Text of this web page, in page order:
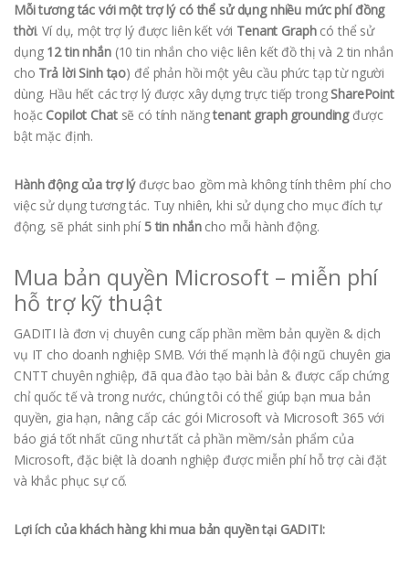
Mỗi tương tác với một trợ lý có thể sử dụng nhiều mức phí đồng
thời. Ví dụ, một trợ lý được liên kết với Tenant Graphcó thể sử
dụng 12 tin nhắn(10 tin nhắn cho việc liên kết đồ thị và 2 tin nhắn
cho Trả lời Sinh tạo) để phản hồi một yêu cầu phức tạp từ người
dùng. Hầu hết các trợ lý được xây dựng trực tiếp trongSharePoint
hoặc Copilot Chatsẽ có tính năngtenant graph groundingđược
bật mặc định.
Hành động của trợ lýđược bao gồm mà không tính thêm phí cho
việc sử dụng tương tác. Tuy nhiên, khi sử dụng cho mục đích tự
động, sẽ phát sinh phí 5 tin nhắncho mỗi hành động.
Mua bản quyền Microsoft – miễn phí
hỗ trợ kỹ thuật
GADITI là đơn vị chuyên cung cấp phần mềm bản quyền & dịch
vụ IT cho doanh nghiệp SMB. Với thế mạnh là đội ngũ chuyên gia
CNTT chuyên nghiệp, đã qua đào tạo bài bản & được cấp chứng
chỉ quốc tế và trong nước, chúng tôi có thể giúp bạn mua bản
quyền, gia hạn, nâng cấp các gói Microsoft và Microsoft 365 với
báo giá tốt nhất cũng như tất cả phần mềm/sản phẩm của
Microsoft, đặc biệt là doanh nghiệp được miễn phí hỗ trợ cài đặt
và khắc phục sự cố.
Lợi ích của khách hàng khi mua bản quyền tại GADITI: